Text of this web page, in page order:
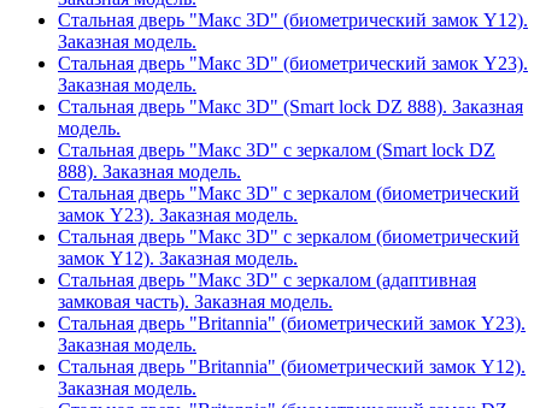
Стальная дверь "Макс 3D" (биометрический замок Y12).
Заказная модель.
Стальная дверь "Макс 3D" (биометрический замок Y23).
Заказная модель.
Стальная дверь "Макс 3D" (Smart lock DZ 888). Заказная
модель.
Стальная дверь "Макс 3D" с зеркалом (Smart lock DZ
888). Заказная модель.
Стальная дверь "Макс 3D" с зеркалом (биометрический
замок Y23). Заказная модель.
Стальная дверь "Макс 3D" с зеркалом (биометрический
замок Y12). Заказная модель.
Стальная дверь "Макс 3D" с зеркалом (адаптивная
замковая часть). Заказная модель.
Стальная дверь "Britannia" (биометрический замок Y23).
Заказная модель.
Стальная дверь "Britannia" (биометрический замок Y12).
Заказная модель.